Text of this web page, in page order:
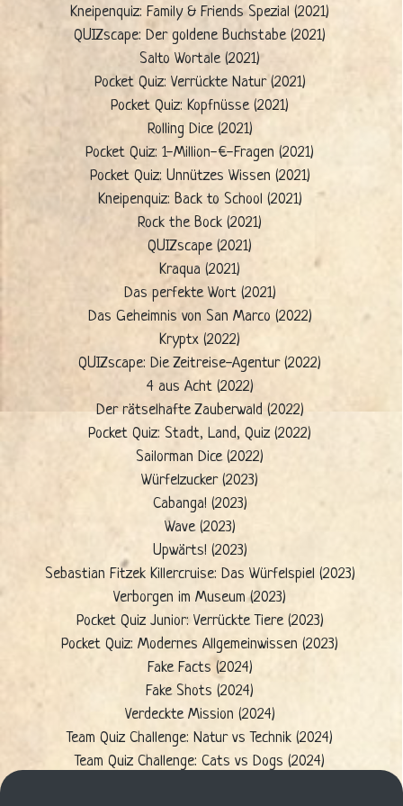
Kneipenquiz: Family & Friends Spezial (2021)
QUIZscape: Der goldene Buchstabe (2021)
Salto Wortale (2021)
Pocket Quiz: Verrückte Natur (2021)
Pocket Quiz: Kopfnüsse (2021)
Rolling Dice (2021)
Pocket Quiz: 1-Million-€-Fragen (2021)
Pocket Quiz: Unnützes Wissen (2021)
Kneipenquiz: Back to School (2021)
Rock the Bock (2021)
QUIZscape (2021)
Kraqua (2021)
Das perfekte Wort (2021)
Das Geheimnis von San Marco (2022)
Kryptx (2022)
QUIZscape: Die Zeitreise-Agentur (2022)
4 aus Acht (2022)
Der rätselhafte Zauberwald (2022)
Pocket Quiz: Stadt, Land, Quiz (2022)
Sailorman Dice (2022)
Würfelzucker (2023)
Cabanga! (2023)
Wave (2023)
Upwärts! (2023)
Sebastian Fitzek Killercruise: Das Würfelspiel (2023)
Verborgen im Museum (2023)
Pocket Quiz Junior: Verrückte Tiere (2023)
Pocket Quiz: Modernes Allgemeinwissen (2023)
Fake Facts (2024)
Fake Shots (2024)
Verdeckte Mission (2024)
Team Quiz Challenge: Natur vs Technik (2024)
Team Quiz Challenge: Cats vs Dogs (2024)